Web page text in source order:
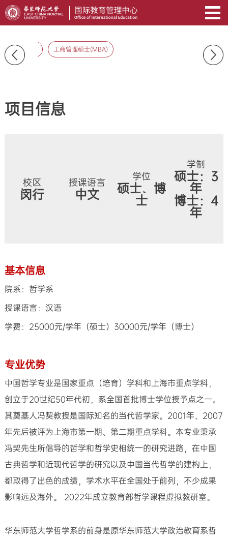
应用语言学 工商管理硕士(MBA)
项目信息
校区
闵行
授课语言
中文
学位
硕士、博
士
学制
硕士：3
年
博士：4
年
基本信息
院系：哲学系
授课语言：汉语
学费：25000元/学年（硕士）30000元/学年（博士）
专业优势
中国哲学专业是国家重点（培育）学科和上海市重点学科，
创立于20世纪50年代初，系全国首批博士学位授予点之一。
其奠基人冯契教授是国际知名的当代哲学家。2001年、2007
年先后被评为上海市第一期、第二期重点学科。本专业秉承
冯契先生所倡导的哲学和哲学史相统一的研究进路，在中国
古典哲学和近现代哲学的研究以及中国当代哲学的建构上，
都取得了出色的成绩，学术水平在全国处于前列，不少成果
影响远及海外。 2022年成立教育部哲学课程虚拟教研室。
华东师范大学哲学系的前身是原华东师范大学政治教育系哲